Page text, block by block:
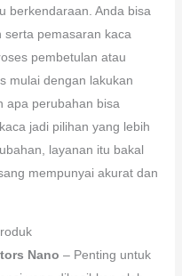
berkendaraan. Anda bisa
serta pemasaran kaca
pembetulan atau
mulai dengan lakukan
apa perubahan bisa
jadi pilihan yang lebih
layanan itu bakal
mempunyai akurat dan
Nano – Penting untuk